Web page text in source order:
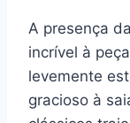
A presença
incrível à
levemente
gracioso à